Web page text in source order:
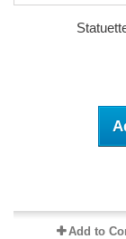
Add to